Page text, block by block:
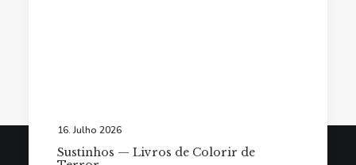
16. Julho 2026
Sustinhos — Livros de Colorir de